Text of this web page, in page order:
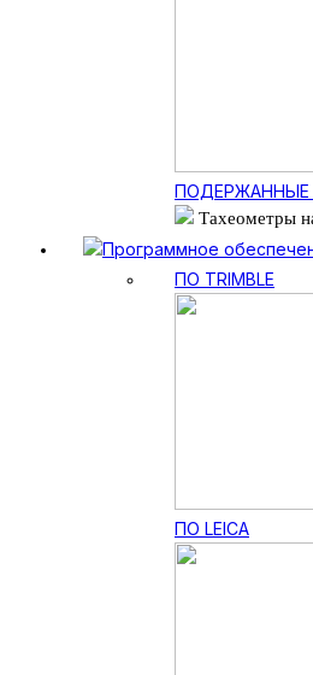
ПОДЕРЖАННЫЕ
Тахеометры
Программное
ПО TRIMBLE
ПО LEICA